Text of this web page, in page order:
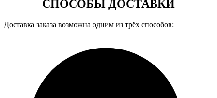
СПОСОБЫ ДОСТАВКИ
Доставка заказа возможна одним из трёх способов: